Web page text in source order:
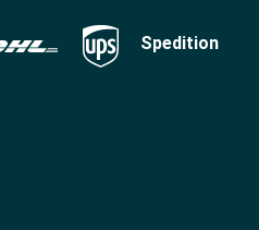
Spedition